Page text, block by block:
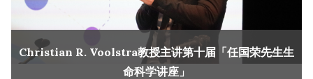
Christian R. Voolstra教授主讲第十届「任国荣先生生
命科学讲座」